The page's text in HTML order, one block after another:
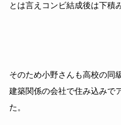
とは言えコンビ結成後は下積
そのため小野さんも高校の同
建築関係の会社で住み込みで
た。